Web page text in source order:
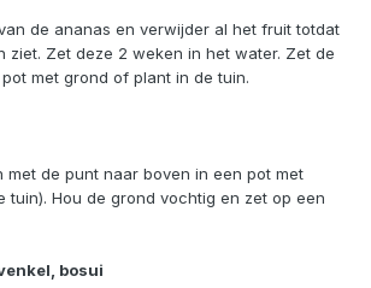
de ananas en verwijder al het fruit totdat
ziet. Zet deze 2 weken in het water. Zet de
met grond of plant in de tuin.
met de punt naar boven in een pot met
tuin). Hou de grond vochtig en zet op een
bosui